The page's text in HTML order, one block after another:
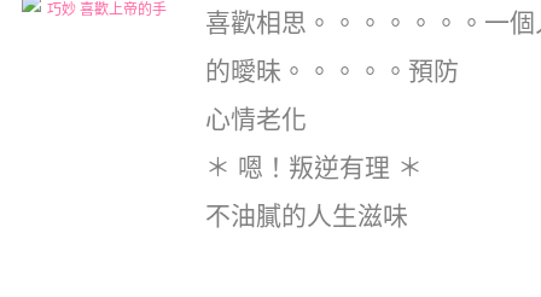
巧妙 喜歡上帝的手
喜歡相思。。。。。。。一個
的曖昧。。。。。預防
心情老化
＊ 嗯！叛逆有理 ＊
不油膩的人生滋味